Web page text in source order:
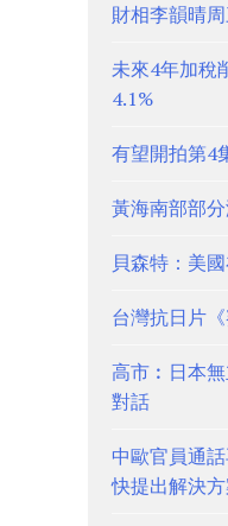
財相李韻晴
未來4年加稅
4.1%
有望開拍第4
黃海南部部
貝森特：美
台灣抗日片
高市︰日本
對話
中歐官員通
快提出解決